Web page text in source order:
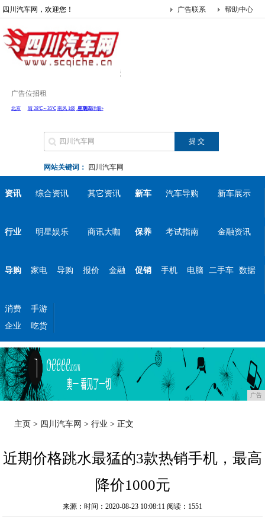
四川汽车网，欢迎您！ 帮助中心
广告联系
广告位招租
网站关键词： 四川汽车网
资讯 综合资讯 其它资讯 新车 汽车导购 新车展示
行业 明星娱乐 商讯大咖 保养 考试指南 金融资讯
导购 家电 导购 报价 金融 促销 手机 电脑 二手车 数据
消费
手游
企业
吃货
广告
主页 > 四川汽车网 >行业 > 正文
近期价格跳水最猛的3款热销手机，最高
降价1000元
来源：时间：2020-08-23 10:08:11 阅读：1551